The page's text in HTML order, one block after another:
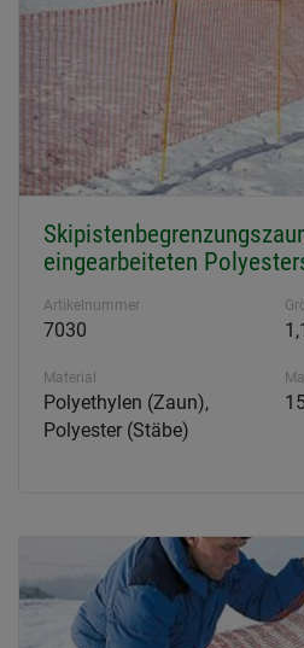
eingearbeiteten
Artikelnummer
7030
Material
Polyethylen (Zaun),
Polyester (Stäbe)